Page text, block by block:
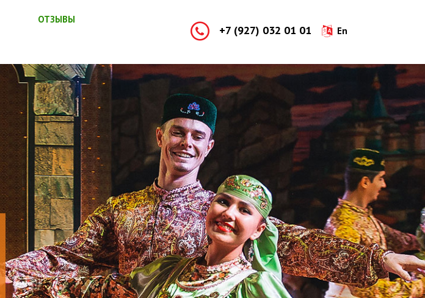
ОТЗЫВЫ
+7 (927) 032 01 01 En